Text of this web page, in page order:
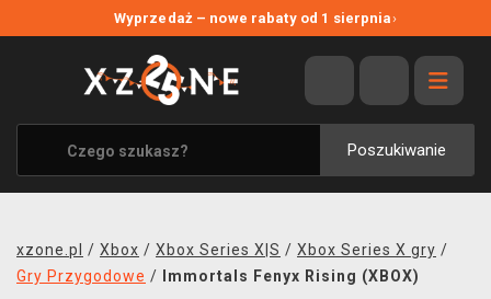
Wyprzedaż – nowe rabaty od 1 sierpnia›
Poszukiwanie
WYPRZEDAŻ
WSZYSTKIE MARKI
XZONE ORIGINALS
UBRANIA I AKCESORIA
SOUNDTRACKI
xzone.pl / Xbox / Xbox Series X|S / Xbox Series X gry /
Gry Przygodowe / Immortals Fenyx Rising (XBOX)